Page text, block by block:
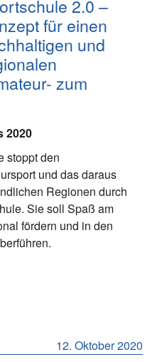
2.0 –
für einen
und
zum
2020
stoppt den
und das daraus
Regionen durch
Sie soll Spaß am
fördern und in den
12. Oktober 2020